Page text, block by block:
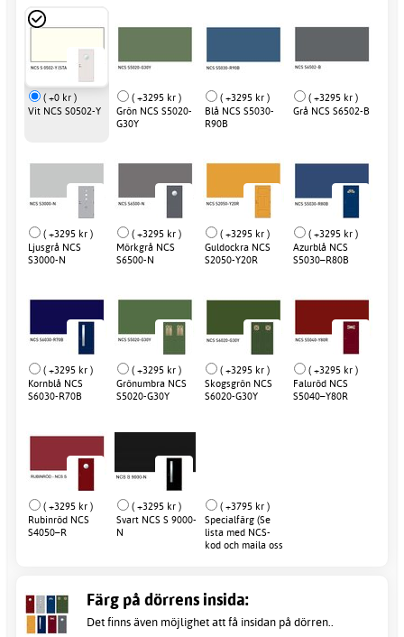
( +0 kr )
Vit NCS S0502-Y
( +3295 kr )
Grön NCS S5020-
G30Y
( +3295 kr )
Blå NCS S5030-
R90B
( +3295 kr )
Grå NCS S6502-B
( +3295 kr )
Ljusgrå NCS
S3000-N
( +3295 kr )
Mörkgrå NCS
S6500-N
( +3295 kr )
Guldockra NCS
S2050-Y20R
( +3295 kr )
Azurblå NCS
S5030–R80B
( +3295 kr )
Kornblå NCS
S6030-R70B
( +3295 kr )
Grönumbra NCS
S5020-G30Y
( +3295 kr )
Skogsgrön NCS
S6020-G30Y
( +3295 kr )
Faluröd NCS
S5040–Y80R
( +3295 kr )
Rubinröd NCS
S4050–R
( +3295 kr )
Svart NCS S 9000-
N
( +3795 kr )
Specialfärg (Se
lista med NCS-
kod och maila oss
Färg på dörrens insida:
Det finns även möjlighet att få insidan på dörren..